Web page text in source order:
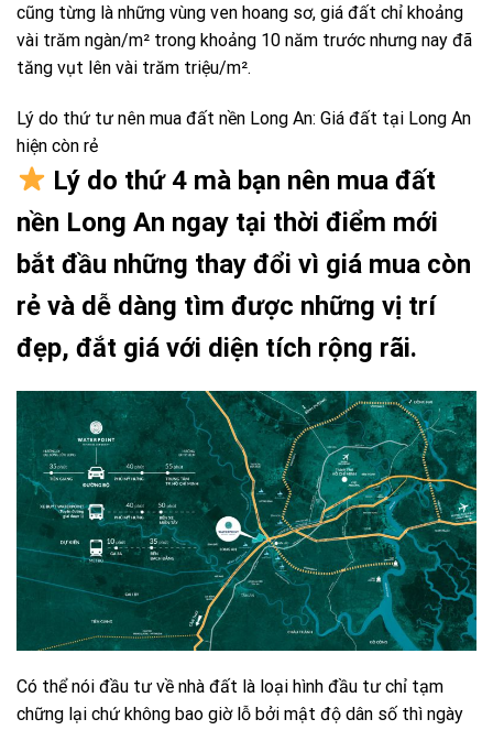
cũng từng là những vùng ven hoang sơ, giá đất chỉ khoảng
vài trăm ngàn/m² trong khoảng 10 năm trước nhưng nay đã
tăng vụt lên vài trăm triệu/m².
Lý do thứ tư nên mua đất nền Long An: Giá đất tại Long An
hiện còn rẻ
Lý do thứ 4 mà bạn nên mua đất
nền Long An ngay tại thời điểm mới
bắt đầu những thay đổi vì giá mua còn
rẻ và dễ dàng tìm được những vị trí
đẹp, đắt giá với diện tích rộng rãi.
Có thể nói đầu tư về nhà đất là loại hình đầu tư chỉ tạm
chững lại chứ không bao giờ lỗ bởi mật độ dân số thì ngày